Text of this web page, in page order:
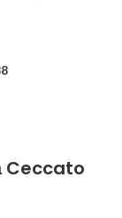
Ceccato